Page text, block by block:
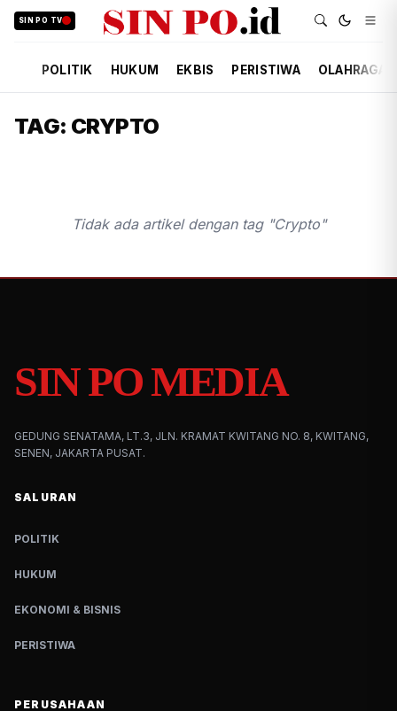
SIN PO TV
POLITIK HUKUM EKBIS PERISTIWA OLAHRAGA
TAG: CRYPTO
Tidak ada artikel dengan tag "Crypto"
SIN PO MEDIA
GEDUNG SENATAMA, LT.3, JLN. KRAMAT KWITANG NO. 8, KWITANG,
SENEN, JAKARTA PUSAT.
SALURAN
POLITIK
HUKUM
EKONOMI & BISNIS
PERISTIWA
PERUSAHAAN